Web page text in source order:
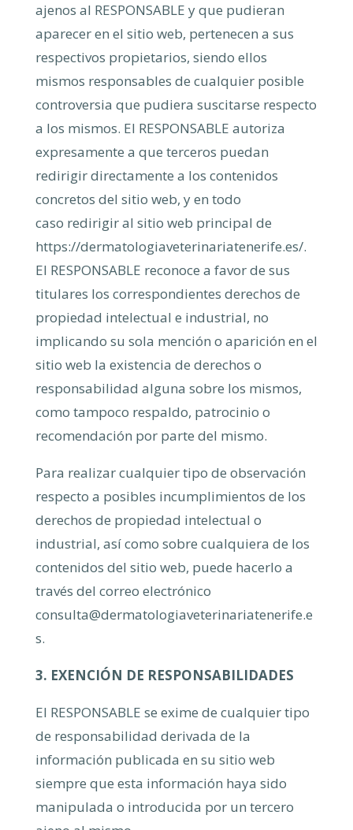
ajenos al RESPONSABLE y que pudieran
aparecer en el sitio web, pertenecen a sus
respectivos propietarios, siendo ellos
mismos responsables de cualquier posible
controversia que pudiera suscitarse respecto
a los mismos. El RESPONSABLE autoriza
expresamente a que terceros puedan
redirigir directamente a los contenidos
concretos del sitio web, y en todo
caso redirigir al sitio web principal de
https://dermatologiaveterinariatenerife.es/.
El RESPONSABLE reconoce a favor de sus
titulares los correspondientes derechos de
propiedad intelectual e industrial, no
implicando su sola mención o aparición en el
sitio web la existencia de derechos o
responsabilidad alguna sobre los mismos,
como tampoco respaldo, patrocinio o
recomendación por parte del mismo.
Para realizar cualquier tipo de observación
respecto a posibles incumplimientos de los
derechos de propiedad intelectual o
industrial, así como sobre cualquiera de los
contenidos del sitio web, puede hacerlo a
través del correo electrónico
consulta@dermatologiaveterinariatenerife.e
s.
3. EXENCIÓN DE RESPONSABILIDADES
El RESPONSABLE se exime de cualquier tipo
de responsabilidad derivada de la
información publicada en su sitio web
siempre que esta información haya sido
manipulada o introducida por un tercero